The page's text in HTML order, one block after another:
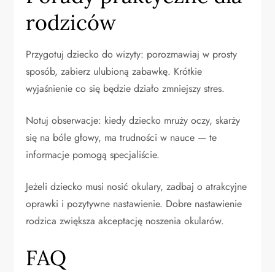
rodziców
Przygotuj dziecko do wizyty: porozmawiaj w prosty
sposób, zabierz ulubioną zabawkę. Krótkie
wyjaśnienie co się będzie działo zmniejszy stres.
Notuj obserwacje: kiedy dziecko mruży oczy, skarży
się na bóle głowy, ma trudności w nauce — te
informacje pomogą specjaliście.
Jeżeli dziecko musi nosić okulary, zadbaj o atrakcyjne
oprawki i pozytywne nastawienie. Dobre nastawienie
rodzica zwiększa akceptację noszenia okularów.
FAQ